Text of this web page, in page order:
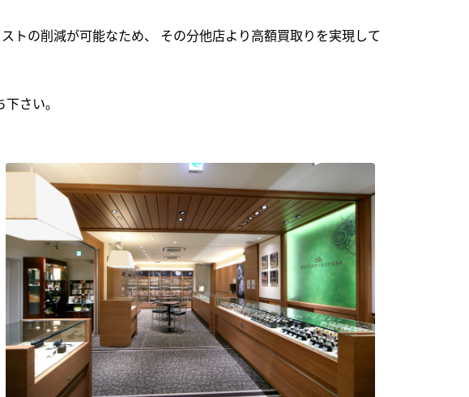
トの削減が可能なため、 その分他店より高額買取りを実現して
下さい｡